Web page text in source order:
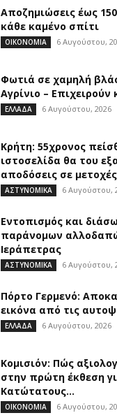
Αποζημιώσεις έως
κάθε καμένο σπίτι
ΟΙΚΟΝΟΜΙΑ 6 Αυγούστου,
Φωτιά σε χαμηλή
Αγρίνιο –
ΕΛΛΑΔΑ 6 Αυγούστου, 2026
Κρήτη: 55χρονος
ιστοσελίδα θα του
αποδόσεις σε
ΑΣΤΥΝΟΜΙΚΑ 6 Αυγούστου,
Εντοπισμός και
παράνομων
Ιεράπετρας
ΑΣΤΥΝΟΜΙΚΑ 6 Αυγούστου,
Πόρτο Γερμενό:
εικόνα από τις
ΕΛΛΑΔΑ 6 Αυγούστου, 2026
Κομισιόν: Πώς
στην πρώτη έκθεση
Κατώτατους...
ΟΙΚΟΝΟΜΙΑ 6 Αυγούστου,